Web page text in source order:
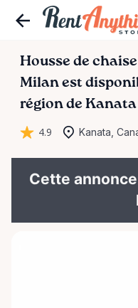
Housse de chaise
Milan est
région de Kanata
4.9 Kanata,
Cette